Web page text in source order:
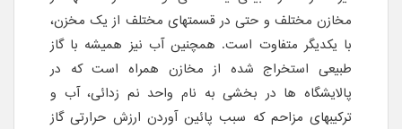
مخازن مختلف و حتی در قسمتهای مختلف از یک مخزن،
با یکدیگر متفاوت است. همچنین آب نیز همیشه با گاز
طبیعی استخراج شده از مخازن همراه است که در
پالایشگاه ها در بخشی به نام واحد نم زدائی، آب و
ترکیبهای مزاحم که سبب پائین آوردن ارزش حرارتی گاز